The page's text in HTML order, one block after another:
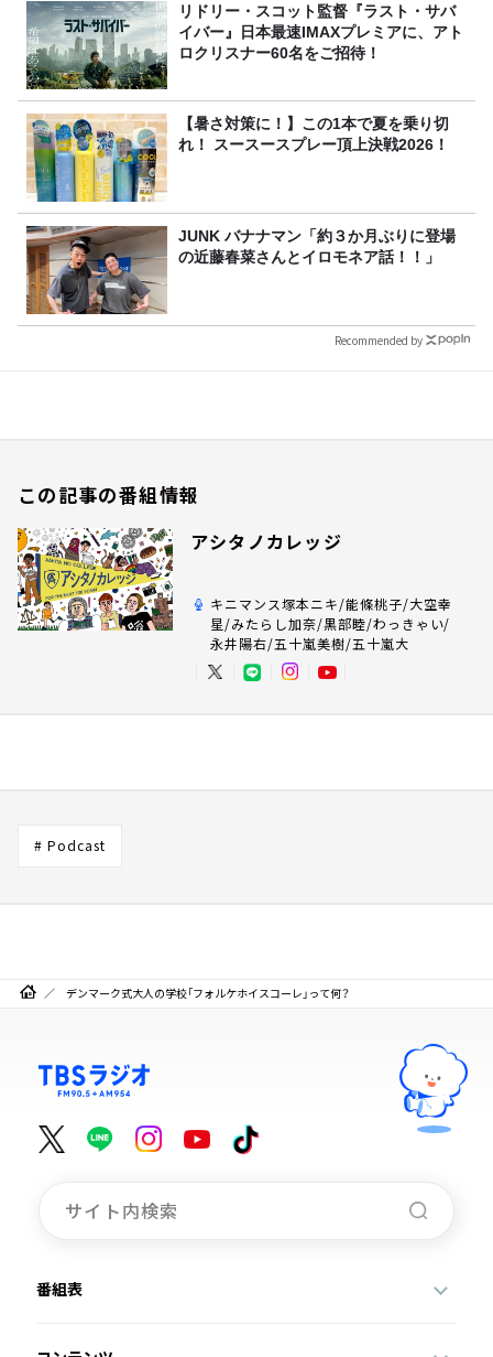
リドリー・スコット監督『ラスト・サバ
イバー』日本最速IMAXプレミアに、アト
ロクリスナー60名をご招待！
【暑さ対策に！】この1本で夏を乗り切
れ！ スースースプレー頂上決戦2026！
JUNK バナナマン「約３か月ぶりに登場
の近藤春菜さんとイロモネア話！！」
Recommended by
この記事の番組情報
アシタノカレッジ
キニマンス塚本ニキ/能條桃子/大空幸
星/みたらし加奈/黒部睦/わっきゃい/
永井陽右/五十嵐美樹/五十嵐大
# Podcast
デンマーク式大人の学校「フォルケホイスコーレ」って何？
番組表